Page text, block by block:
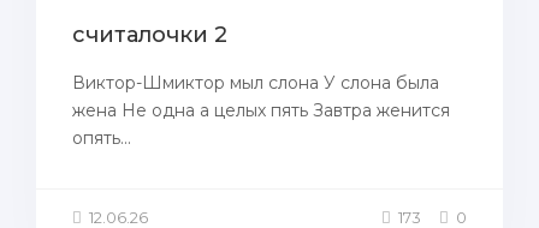
считалочки 2
Виктор-Шмиктор мыл слона У слона была
жена Не одна а целых пять Завтра женится
опять...
12.06.26 173 0